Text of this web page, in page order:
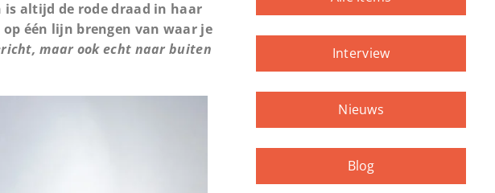
is altijd de rode draad in haar
één lijn brengen van waar je
maar ook echt naar buiten
Interview
Nieuws
Blog